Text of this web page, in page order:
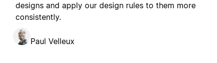
designs and apply our design rules to them more
consistently.
Paul Velleux